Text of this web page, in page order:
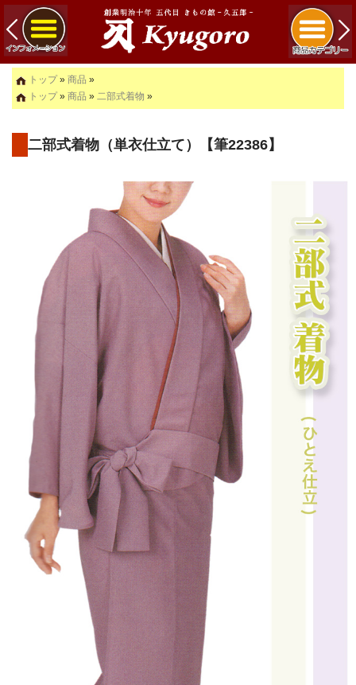
トップ» 商品 »
トップ» 商品 » 二部式着物 »
二部式着物（単衣仕立て）【筆22386】